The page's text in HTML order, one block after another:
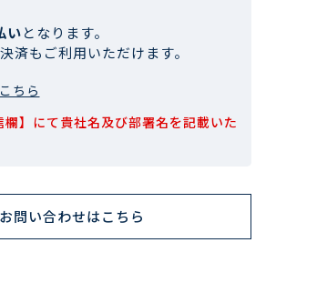
いとなります。
済もご利用いただけます。
ちら
】にて貴社名及び部署名を記載いた
問い合わせはこちら